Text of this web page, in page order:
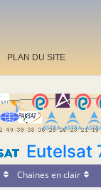
PLAN DU SITE
Eutelsat
Chaines en clair